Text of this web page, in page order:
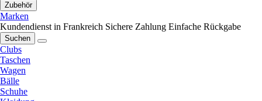
Zubehör
Marken
Kundendienst in Frankreich Sichere Zahlung Einfache Rückgabe
Suchen
Clubs
Taschen
Wagen
Bälle
Schuhe